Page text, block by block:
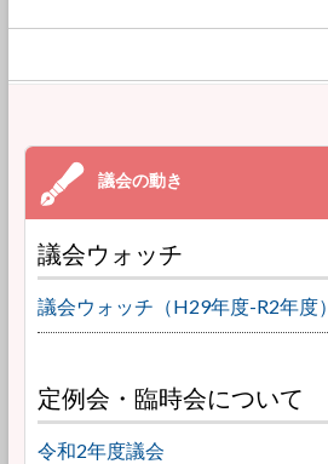
議会ウォッチ
議会ウォッチ（H29年度-R2年度）
定例会・臨時会について
令和2年度議会